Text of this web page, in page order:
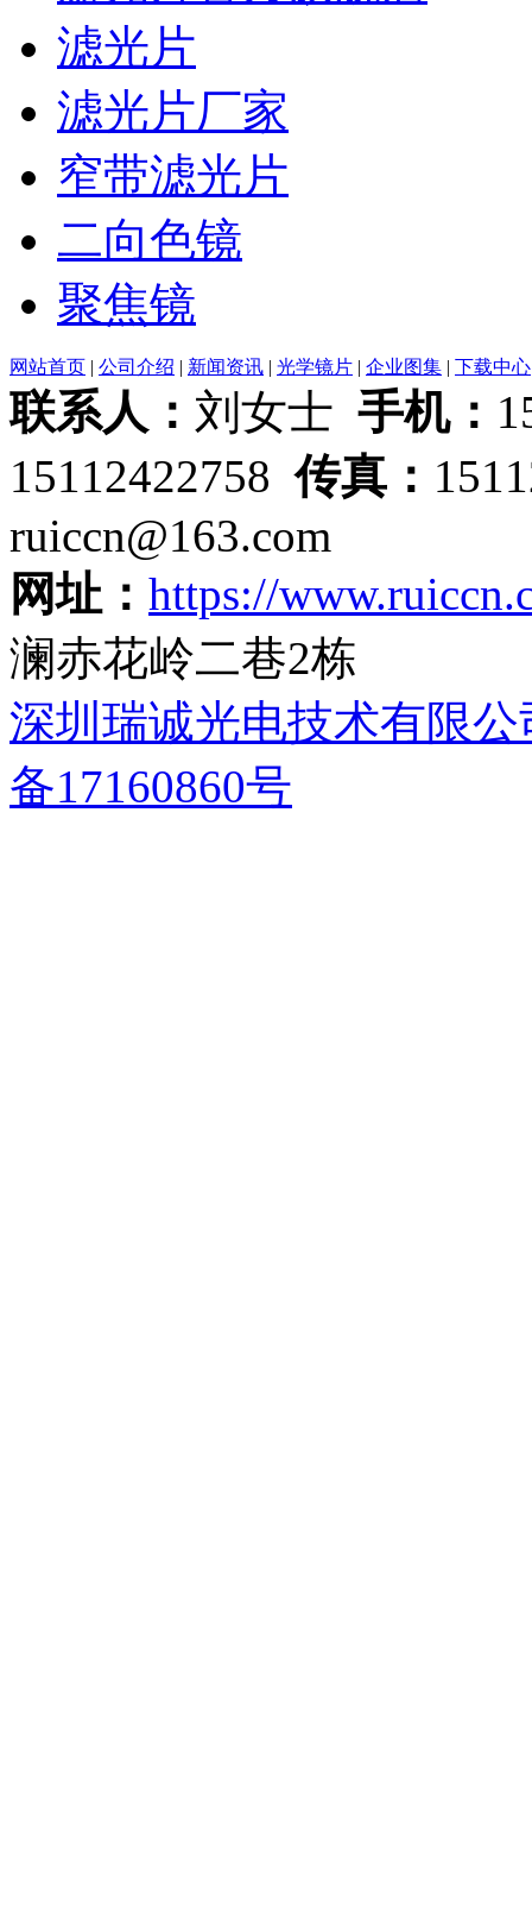
滤光片
滤光片厂家
窄带滤光片
二向色镜
聚焦镜
网站首页 | 公司介绍 | 新闻资讯 | 光学镜片 | 企业图集 | 下载中心
联系人： 刘女士 手机：
15112422758传真：
ruiccn@163.com
网址： https://
澜赤花岭二巷2栋
深圳瑞诚光电技术有限公
备17160860号